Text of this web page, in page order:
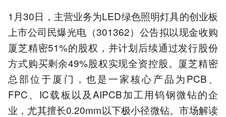
1月30日，主营业务为LED绿色照明灯具的创业板
上市公司民爆光电（301362）公告拟以现金收购
厦芝精密51%的股权，并计划后续通过发行股份
方式购买剩余49%股权实现全资控股。厦芝精密
总部位于厦门，也是一家核心产品为PCB、
FPC、IC载板以及AIPCB加工用钨钢微钻的企
业，尤其擅长0.20mm以下极小径微钻。市场解读